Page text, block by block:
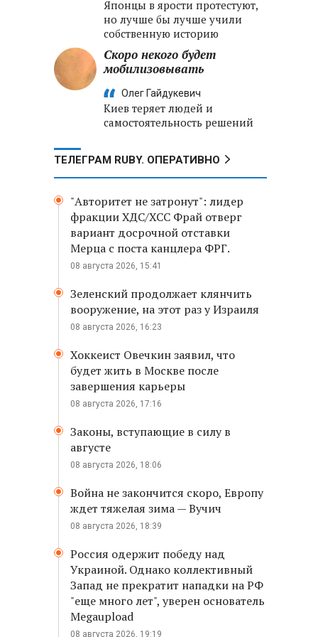
Японцы в ярости протестуют,
но лучше бы лучше учили
собственную историю
Скоро некого будет
мобилизовывать
Олег Гайдукевич
Киев теряет людей и
самостоятельность решений
ТЕЛЕГРАМ RUBY. ОПЕРАТИВНО
"Авторитет не затронут": лидер
фракции ХДС/ХСС Фрай отверг
вариант досрочной отставки
Мерца с поста канцлера ФРГ.
08 августа 2026, 15:41
Зеленский продолжает клянчить
вооружение, на этот раз у Израиля
08 августа 2026, 16:23
Хоккеист Овечкин заявил, что
будет жить в Москве после
завершения карьеры
08 августа 2026, 17:16
Законы, вступающие в силу в
августе
08 августа 2026, 18:06
Война не закончится скоро, Европу
ждет тяжелая зима — Вучич
08 августа 2026, 18:39
Россия одержит победу над
Украиной. Однако коллективный
Запад не прекратит нападки на РФ
"еще много лет", уверен основатель
Megaupload
08 августа 2026, 19:19